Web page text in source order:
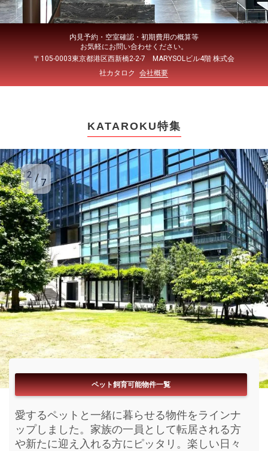
内見予約・空室確認・初期費用の概算等
お気軽にお問い合わせください。
〒105-0003東京都港区西新橋2-2-7 MARYSOLビル4階 株式会
社カタロク
会社概要
KATAROKU特集
フリーレント付き物件一覧
お家賃無料期間が付いている物件をラインナッ
プしました。初期費用を減らし新しい家具家電
を揃えるのもお引越しの醍醐味。この機会にい
ペット飼育可能物件一覧
愛するペットと一緒に暮らせる物件をラインナ
ップしました。家族の一員として転居される方
や新たに迎え入れる方にピッタリ。楽しい日々
リアルタイム更新一覧
今まさに募集開始となった物件をラインナップ
しました。鮮度の良い活きた情報がここにはあ
ります。皆さまのお部屋探しにお役立て下さ
閲覧数ランキング一覧
今KATAROKU内で注目されいてる物件を閲覧数
順にラインナップしました。人気の物件は時期
を問わずお申込みまで早くなりがちです。お好
パノラマ360°内見一覧
まるで内見をしているようなパノラマ搭載物件
をラインナップしました。現地内見前にイメー
ジを膨らませ現地でイメージをかためる。より
駅近物件一覧
最寄り駅からサクッと帰宅が出来る物件をライ
ンナップしました。目まぐるしく進む毎日に少
しでも早い休息を。おうち時間を充実させてみ
ブランドマンション一覧
ブランド化された高級賃貸をラインナップしま
した。快適な新生活を送る為の設備や充実のル
ームプランからお選びいただけます。素敵な
2
7